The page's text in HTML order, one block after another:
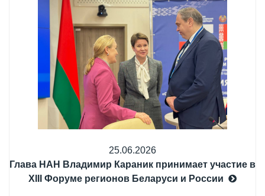
25.06.2026
Глава НАН Владимир Караник принимает участие в
XIII Форуме регионов Беларуси и России